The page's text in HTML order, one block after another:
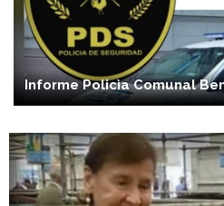
Informe Policìa Comunal